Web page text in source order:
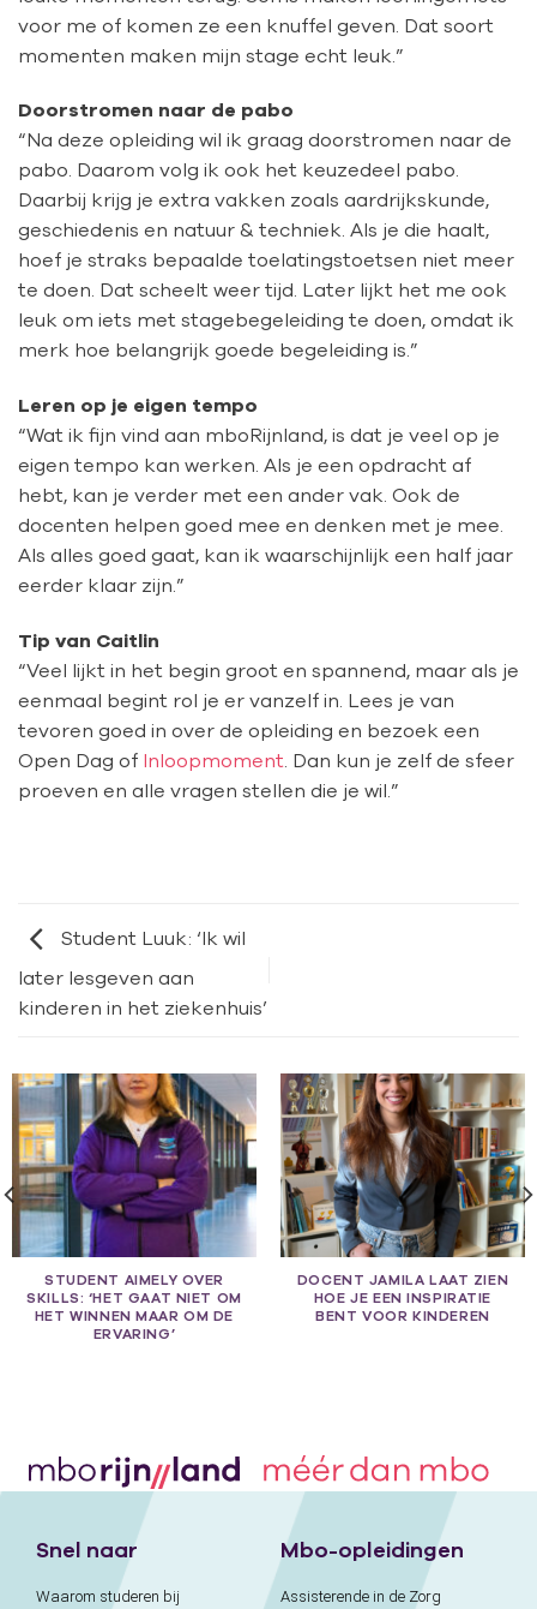
voor me of komen ze een knuffel geven. Dat soort
momenten maken mijn stage echt leuk.”
Doorstromen naar de pabo
“Na deze opleiding wil ik graag doorstromen naar de
pabo. Daarom volg ik ook het keuzedeel pabo.
Daarbij krijg je extra vakken zoals aardrijkskunde,
geschiedenis en natuur & techniek. Als je die haalt,
hoef je straks bepaalde toelatingstoetsen niet meer
te doen. Dat scheelt weer tijd. Later lijkt het me ook
leuk om iets met stagebegeleiding te doen, omdat ik
merk hoe belangrijk goede begeleiding is.”
Leren op je eigen tempo
“Wat ik fijn vind aan mboRijnland, is dat je veel op je
eigen tempo kan werken. Als je een opdracht af
hebt, kan je verder met een ander vak. Ook de
docenten helpen goed mee en denken met je mee.
Als alles goed gaat, kan ik waarschijnlijk een half jaar
eerder klaar zijn.”
Tip van Caitlin
“Veel lijkt in het begin groot en spannend, maar als je
eenmaal begint rol je er vanzelf in. Lees je van
tevoren goed in over de opleiding en bezoek een
Open Dag of Inloopmoment . Dan kun je zelf de sfeer
proeven en alle vragen stellen die je wil.”
Student Luuk: ‘Ik wil
later lesgeven aan
kinderen in het ziekenhuis’
STUDENT AIMELY OVER
SKILLS: ‘HET GAAT NIET OM
HET WINNEN MAAR OM DE
ERVARING’
DOCENT JAMILA LAAT ZIEN
HOE JE EEN INSPIRATIE
BENT VOOR KINDEREN
Snel naar
Waarom studeren bij
Mbo-opleidingen
Assisterende in de Zorg